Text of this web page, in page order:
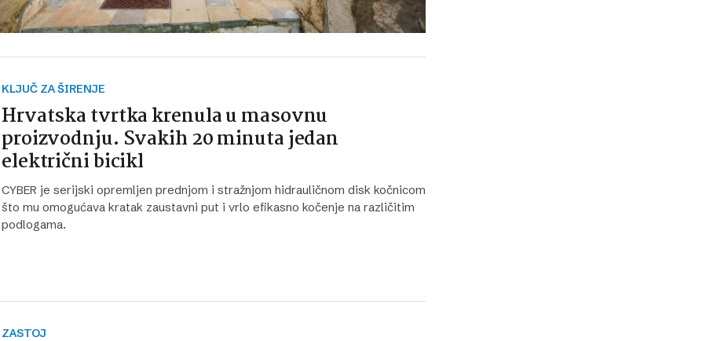
KLJUČ ZA ŠIRENJE
Hrvatska tvrtka krenula u masovnu
proizvodnju. Svakih 20 minuta jedan
električni bicikl
CYBER je serijski opremljen prednjom i stražnjom hidrauličnom disk kočnicom
što mu omogućava kratak zaustavni put i vrlo efikasno kočenje na različitim
podlogama.
ZASTOJ